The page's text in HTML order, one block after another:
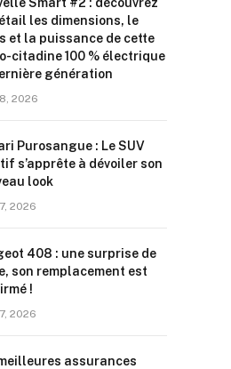
les dimensions, le
et la puissance de cette
citadine 100 % électrique
génération
2026
Purosangue : Le SUV
s’apprête à dévoiler son
look
2026
408 : une surprise de
son remplacement est
!
2026
assurances